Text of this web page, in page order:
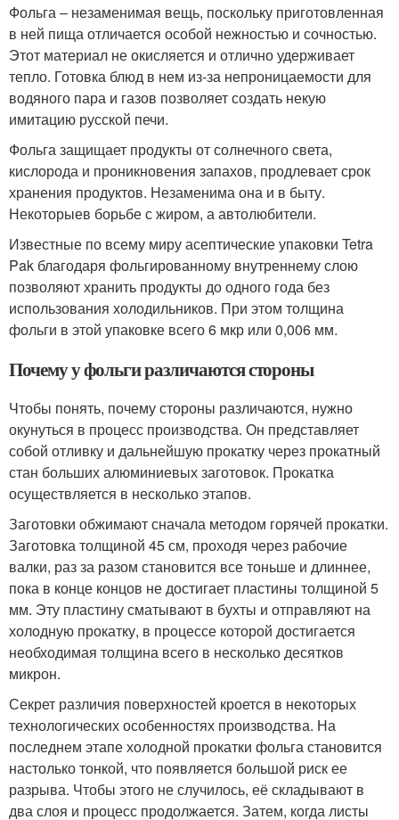
Фольга – незаменимая вещь, поскольку приготовленная
в ней пища отличается особой нежностью и сочностью.
Этот материал не окисляется и отлично удерживает
тепло. Готовка блюд в нем из-за непроницаемости для
водяного пара и газов позволяет создать некую
имитацию русской печи.
Фольга защищает продукты от солнечного света,
кислорода и проникновения запахов, продлевает срок
хранения продуктов. Незаменима она и в быту.
Некоторыев борьбе с жиром, а автолюбители.
Известные по всему миру асептические упаковки Tetra
Pak благодаря фольгированному внутреннему слою
позволяют хранить продукты до одного года без
использования холодильников. При этом толщина
фольги в этой упаковке всего 6 мкр или 0,006 мм.
Почему у фольги различаются стороны
Чтобы понять, почему стороны различаются, нужно
окунуться в процесс производства. Он представляет
собой отливку и дальнейшую прокатку через прокатный
стан больших алюминиевых заготовок. Прокатка
осуществляется в несколько этапов.
Заготовки обжимают сначала методом горячей прокатки.
Заготовка толщиной 45 см, проходя через рабочие
валки, раз за разом становится все тоньше и длиннее,
пока в конце концов не достигает пластины толщиной 5
мм. Эту пластину сматывают в бухты и отправляют на
холодную прокатку, в процессе которой достигается
необходимая толщина всего в несколько десятков
микрон.
Секрет различия поверхностей кроется в некоторых
технологических особенностях производства. На
последнем этапе холодной прокатки фольга становится
настолько тонкой, что появляется большой риск ее
разрыва. Чтобы этого не случилось, её складывают в
два слоя и процесс продолжается. Затем, когда листы